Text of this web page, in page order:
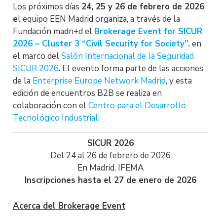
Los próximos días 24, 25 y 26 de febrero de 2026
el equipo EEN Madrid organiza, a través de la
Fundación madri+d el Brokerage Event for SICUR
2026 – Cluster 3 “Civil Security for Society”,en
el marco delSalón Internacional de la Seguridad
SICUR 2026. El evento forma parte de las acciones
de la Enterprise Europe Network Madrid, y esta
edición de encuentros B2B se realiza en
colaboración con elCentro para el Desarrollo
Tecnológico Industrial.
SICUR 2026
Del 24 al 26 de febrero de 2026
En Madrid, IFEMA
Inscripciones hasta el 27 de enero de 2026
Acerca del Brokerage Event